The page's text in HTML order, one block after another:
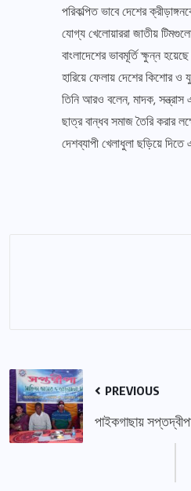
পরিকল্পিত ভাবে দেশের
যোগ্য খেলোয়াররা জাতীয়
বাংলাদেশের ভাবমূর্তি ক্ষুন্ন
হারিয়ে ফেলায় দেশের কিশোর
তিনি আরও বলেন, মাদক,
ছাত্র বান্ধব সমাজ তৈরি করার
দেশব্যাপী খেলাধুলা ছড়িয়ে
PREVIOUS
পাইকগাছায়